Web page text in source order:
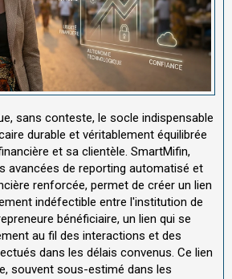
sans conteste, le socle indispensable
durable et véritablement équilibrée
et sa clientèle. SmartMifin,
avancées de reporting automatisé et
renforcée, permet de créer un lien
indéfectible entre l'institution de
bénéficiaire, un lien qui se
au fil des interactions et des
dans les délais convenus. Ce lien
souvent sous-estimé dans les